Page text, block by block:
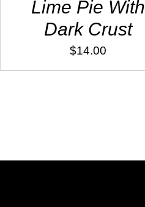
Lime Pie With
Dark Crust
$14.00